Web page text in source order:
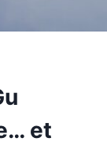
et